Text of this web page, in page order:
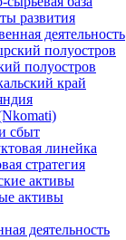
развития
деятельность
полуостров
полуостров
край
сбыт
линейка
стратегия
активы
активы
деятельность